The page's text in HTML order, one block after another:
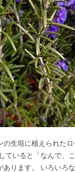
生垣に植えられた
ていると「なんで、
ります。 いろいろ